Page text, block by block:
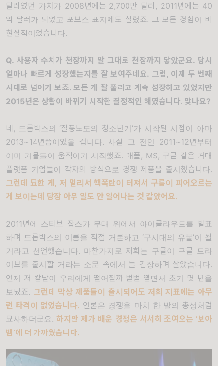
달러였던 가치가 2008년에는 2,700만 달러 , 2011 년에는 40
억 달러가 되었고 포브스 표지에도 실렸죠. 그 모든 경험이 비
현실적이었습니다.
Q. 사용자 수치가 천장까지 말 그대로 천장까지 닿았군요. 당시
얼마나 빠르게 성장했는지를 잘 보여주네요. 그럼 , 이제 두 번째
시대로 넘어가 보죠. 모든 게 잘 풀리고 계속 성장하고 있었지만
2015년은 상황이 바뀌기 시작한 결정적인 해였습니다. 맞나요?
네 , 드롭박스의 ‘질풍노도의 청소년기’가 시작된 시점이 아마
2013~14년쯤이었을 겁니다. 사실 그 전인 2011~12 년부터
이미 거물들이 움직이기 시작했죠. 애플, MS, 구글 같은 거대
플랫폼 기업들이 각자의 방식으로 경쟁 제품을 출시했습니다.
그런데 묘한 게 , 저 멀리서 핵폭탄이 터져서 구름이 피어오르는
게 보이는데 당장 아무 일도 안 일어나는 것 같았어요.
2011 년에 스티브 잡스가 무대 위에서 아이클라우드를 발표
하며 드롭박스의 이름을 직접 거론하고 ‘구시대의 유물’이 될
거라고 선언했습니다. 마찬가지로 저희는 구글이 구글 드라
이브를 출시할 거라는 소문 속에서 늘 긴장하며 살았습니다.
언제 저 칼날이 우리에게 떨어질까 벌벌 떨면서 초기 몇 년을
보냈죠. 그런데 막상 제품들이 출시되어도 저희 지표에는 아무
런 타격이 없었습니다. 언론은 경쟁을 마치 한 발의 총성처럼
묘사하더군요 .하지만 제가 배운 경쟁은 서서히 조여오는 ‘보아
뱀’에 더 가까웠습니다.